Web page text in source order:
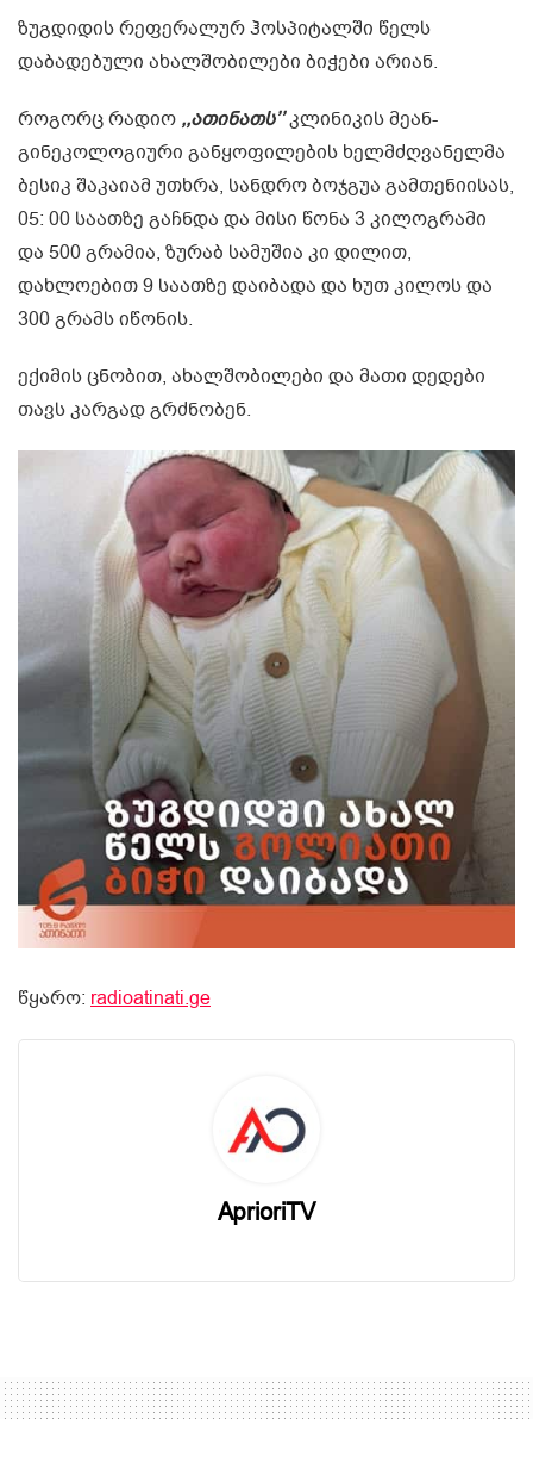
ზუგდიდის რეფერალურ ჰოსპიტალში წელს
დაბადებული ახალშობილები ბიჭები არიან.
როგორც რადიო ,,ათინათს’’კლინიკის მეან-
გინეკოლოგიური განყოფილების ხელმძღვანელმა
ბესიკ შაკაიამ უთხრა, სანდრო ბოჯგუა გამთენიისას,
05: 00 საათზე გაჩნდა და მისი წონა 3 კილოგრამი
და 500 გრამია, ზურაბ სამუშია კი დილით,
დახლოებით 9 საათზე დაიბადა და ხუთ კილოს და
300 გრამს იწონის.
ექიმის ცნობით, ახალშობილები და მათი დედები
თავს კარგად გრძნობენ.
წყარო: radioatinati.ge
AprioriTV